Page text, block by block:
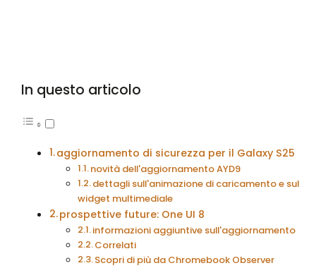
In questo articolo
aggiornamento di sicurezza per il Galaxy S25
novità dell'aggiornamento AYD9
dettagli sull'animazione di caricamento e sul
widget multimediale
prospettive future: One UI 8
informazioni aggiuntive sull'aggiornamento
Correlati
Scopri di più da Chromebook Observer